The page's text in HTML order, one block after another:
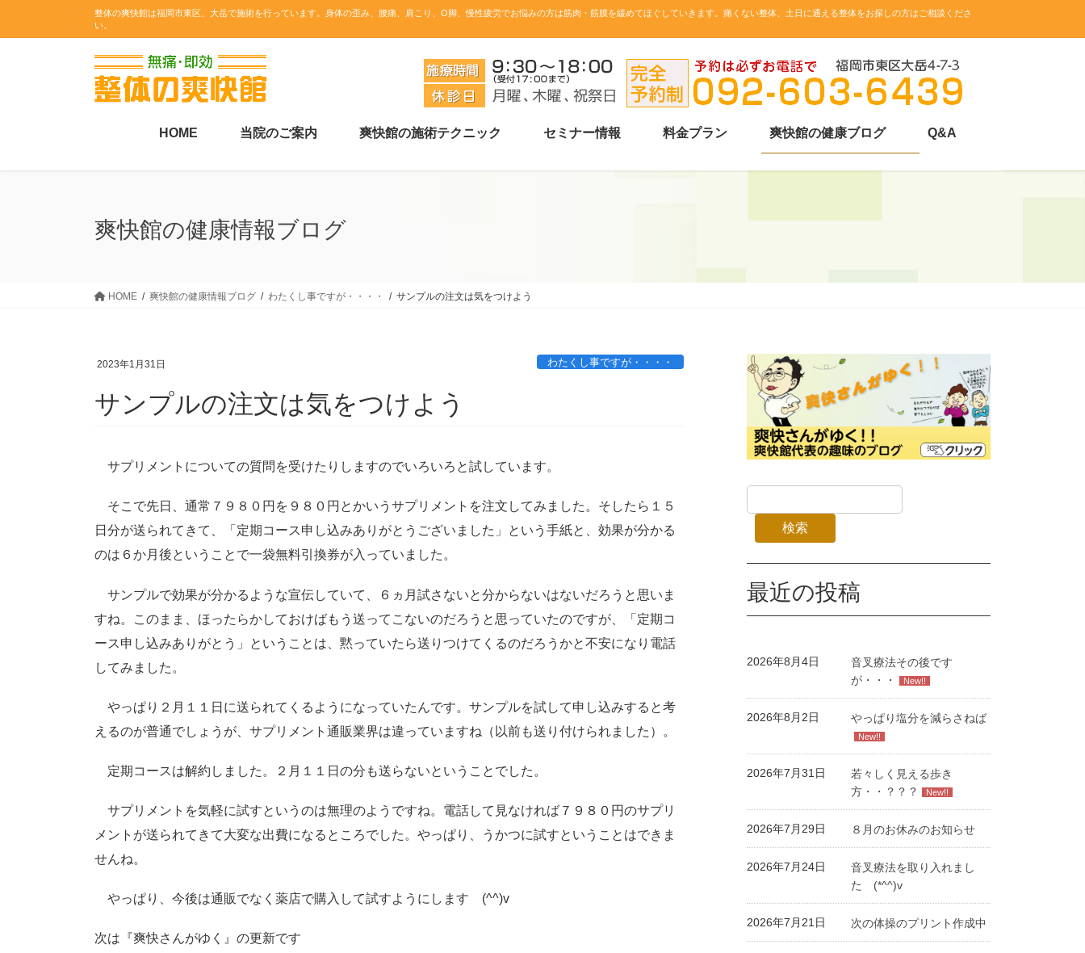
整体の爽快館は福岡市東区、大岳で施術を行っています。身体の歪み、腰痛、肩こり、O脚、慢性疲労でお悩みの方は筋肉・筋膜を緩めてほぐしていきます。痛くない整体、土日に通える整体をお探しの方はご相談くださ
い。
HOME 当院のご案内 爽快館の施術テクニック セミナー情報 料金プラン 爽快館の健康ブログ Q&A
爽快館の健康情報ブログ
HOME 爽快館の健康情報ブログ わたくし事ですが・・・・ サンプルの注文は気をつけよう
2023年1月31日 わたくし事ですが・・・・
サンプルの注文は気をつけよう
サプリメントについての質問を受けたりしますのでいろいろと試しています。
そこで先日、通常７９８０円を９８０円とかいうサプリメントを注文してみました。そしたら１５
日分が送られてきて、「定期コース申し込みありがとうございました」という手紙と、効果が分かる
のは６か月後ということで一袋無料引換券が入っていました。
サンプルで効果が分かるような宣伝していて、６ヵ月試さないと分からないはないだろうと思いま
すね。このまま、ほったらかしておけばもう送ってこないのだろうと思っていたのですが、「定期コ
ース申し込みありがとう」ということは、黙っていたら送りつけてくるのだろうかと不安になり電話
してみました。
やっぱり２月１１日に送られてくるようになっていたんです。サンプルを試して申し込みすると考
えるのが普通でしょうが、サプリメント通販業界は違っていますね（以前も送り付けられました）。
定期コースは解約しました。２月１１日の分も送らないということでした。
サプリメントを気軽に試すというのは無理のようですね。電話して見なければ７９８０円のサプリ
メントが送られてきて大変な出費になるところでした。やっぱり、うかつに試すということはできま
せんね。
やっぱり、今後は通販でなく薬店で購入して試すようにします (^^)v
次は『爽快さんがゆく』の更新です
検索
最近の投稿
2026年8月4日
音叉療法その後です
が・・・
New!!
2026年8月2日 やっぱり塩分を減らさねば
New!!
2026年7月31日
若々しく見える歩き
方・・？？？
New!!
2026年7月29日 ８月のお休みのお知らせ
2026年7月24日
音叉療法を取り入れまし
た (*^^)v
2026年7月21日 次の体操のプリント作成中